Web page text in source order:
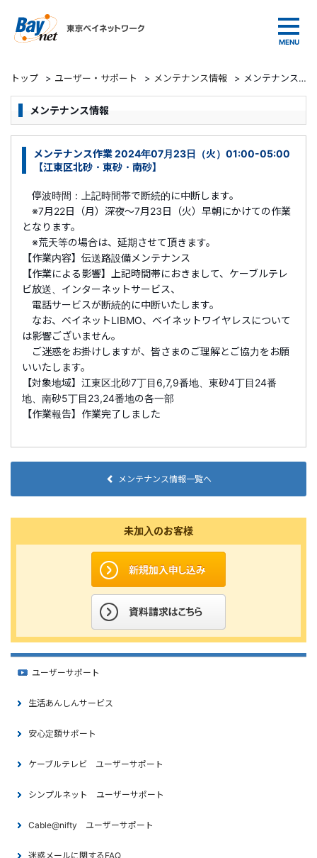
トップ > ユーザー・サポート > メンテナンス情報 > メンテナンス作業 2024年07月23日（火）01:00-05:00 【江東区北砂・東砂・南砂】
メンテナンス情報
メンテナンス作業 2024年07月23日（火）01:00-05:00
【江東区北砂・東砂・南砂】
停波時間：上記時間帯で断続的に中断します。
※7月22日（月） 深夜～7月23日（火）早朝にかけての作業
となります。
※荒天等の場合は、延期させて頂きます。
【作業内容】伝送路設備メンテナンス
【作業による影響】上記時間帯におきまして、ケーブルテレ
ビ放送、インターネットサービス、
電話サービスが断続的に中断いたします。
なお、ベイネットLIBMO、ベイネットワイヤレスについて
は影響ございません。
ご迷惑をお掛けしますが、皆さまのご理解とご協力をお願
いいたします。
【対象地域】江東区北砂7丁目6,7,9番地、東砂4丁目24番
地、南砂5丁目23,24番地の各一部
【作業報告】作業完了しました
メンテナンス情報一覧へ
未加入のお客様
ユーザーサポート
生活あんしんサービス
安心定額サポート
ケーブルテレビ ユーザーサポート
シンプルネット ユーザーサポート
Cable@nifty ユーザーサポート
迷惑メールに関するFAQ